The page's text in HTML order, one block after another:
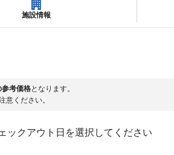
施設情報
考価格となります。
意ください。
ックアウト日を選択してください